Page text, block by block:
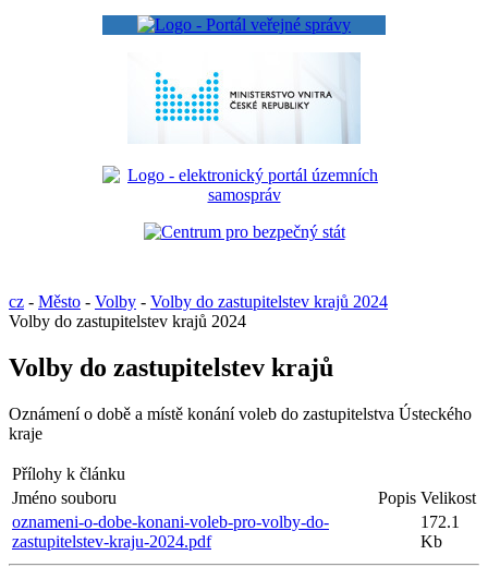
cz - Město - Volby - Volby do zastupitelstev krajů 2024
Volby do zastupitelstev krajů 2024
Volby do zastupitelstev krajů
Oznámení o době a místě konání voleb do zastupitelstva Ústeckého
kraje
Přílohy k článku
Jméno souboru
Popis Velikost
oznameni-o-dobe-konani-voleb-pro-volby-do-
zastupitelstev-kraju-2024.pdf
172.1
Kb